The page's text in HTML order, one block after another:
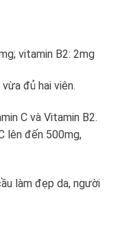
vitamin B2: 2mg
đủ hai viên.
C và Vitamin B2.
lên đến 500mg,
làm đẹp da, người